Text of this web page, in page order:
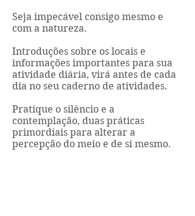
Seja impecável consigo mesmo e
com a natureza.
Introduções sobre os locais e
informações importantes para sua
atividade diária, virá antes de cada
dia no seu caderno de atividades.
Pratique o silêncio e a
contemplação, duas práticas
primordiais para alterar a
percepção do meio e de si mesmo.